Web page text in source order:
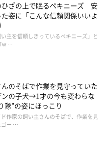
らって気持ちを発散してもら
ひざの上で眠るペキニーズ 安
姿に「こんな信頼関係いいよ
い主を信頼しきっているペキニーズ」と
…
のそばで作業を見守っていた
ンの子犬→1才の今も変わらな
隊”の姿にほっこり
作家の飼い主さんのそばで、作業を見
ゴー …